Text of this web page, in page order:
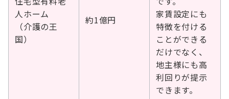
人ホーム
（介護の王
国）
約1億円
家賃設定にも
特徴を付ける
ことができる
だけでなく、
地主様にも高
利回りが提示
できます。